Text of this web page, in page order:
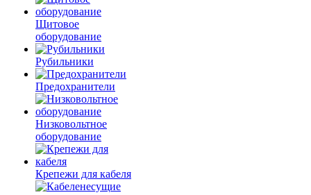
Щитовое
оборудование
Рубильники
Предохранители
Низковольтное
оборудование
Крепежи для кабеля